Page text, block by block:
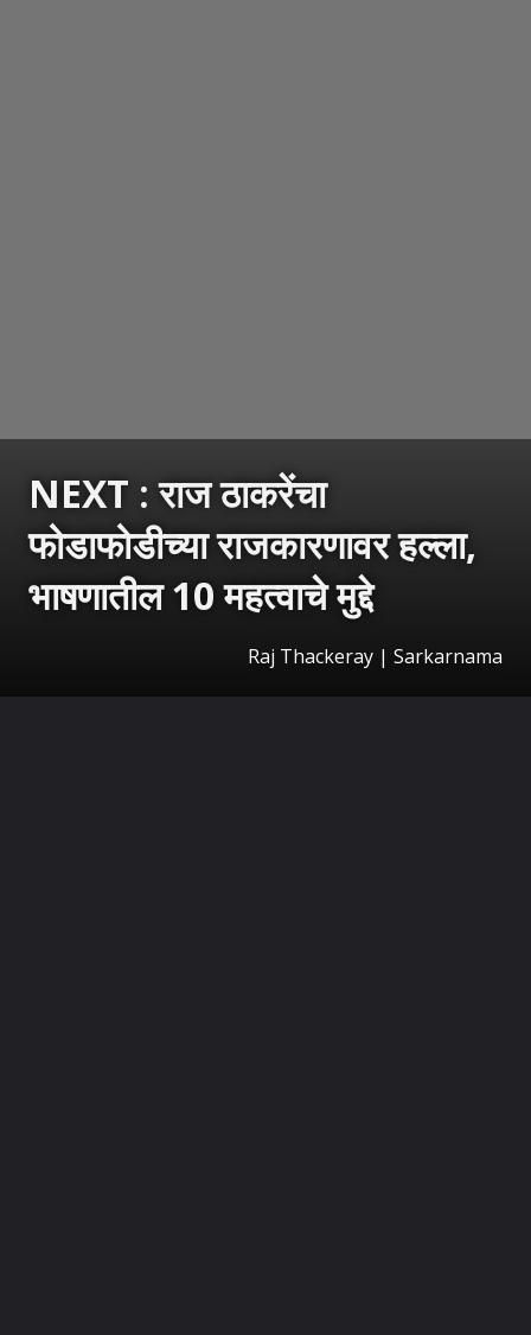
NEXT : राज ठाकरेंचा
फोडाफोडीच्या राजकारणावर हल्ला,
भाषणातील 10 महत्वाचे मुद्दे
Raj Thackeray | Sarkarnama